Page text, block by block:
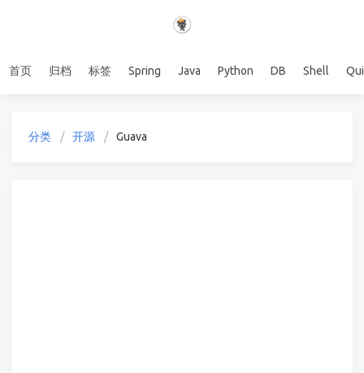
首页 归档 标签 Spring Java Python DB Shell
分类 开源 Guava